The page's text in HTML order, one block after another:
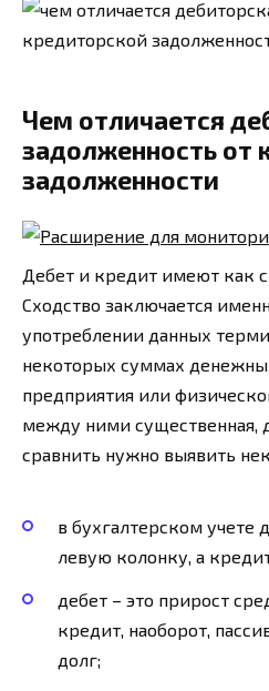
Чем отличается
задолженность от
задолженности
Дебет и кредит имеют как
Сходство заключается
употреблении данных
некоторых суммах
предприятия или
между ними существенная,
сравнить нужно выявить
в бухгалтерском учете
левую колонку, а
дебет – это прирост
кредит, наоборот,
долг;